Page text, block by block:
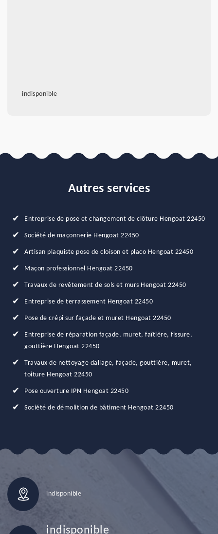
indisponible
Autres services
Entreprise de pose et changement de clôture Hengoat 22450
Société de maçonnerie Hengoat 22450
Artisan plaquiste pose de cloison et placo Hengoat 22450
Maçon professionnel Hengoat 22450
Travaux de revêtement de sols et murs Hengoat 22450
Entreprise de terrassement Hengoat 22450
Pose de crépi sur façade et muret Hengoat 22450
Entreprise de réparation façade, muret, faîtière, fissure,
gouttière Hengoat 22450
Travaux de nettoyage dallage, façade, gouttière, muret,
toiture Hengoat 22450
Pose ouverture IPN Hengoat 22450
Société de démolition de bâtiment Hengoat 22450
indisponible
indisponible